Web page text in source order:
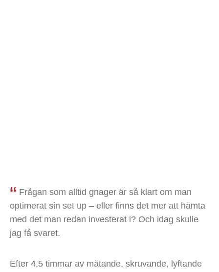
Frågan som alltid gnager är så klart om man
optimerat sin set up – eller finns det mer att hämta
med det man redan investerat i? Och idag skulle
jag få svaret.
Efter 4,5 timmar av mätande, skruvande, lyftande